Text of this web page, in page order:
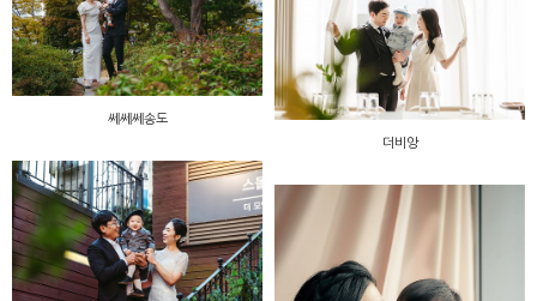
쎄쎄쎄송도
더비앙